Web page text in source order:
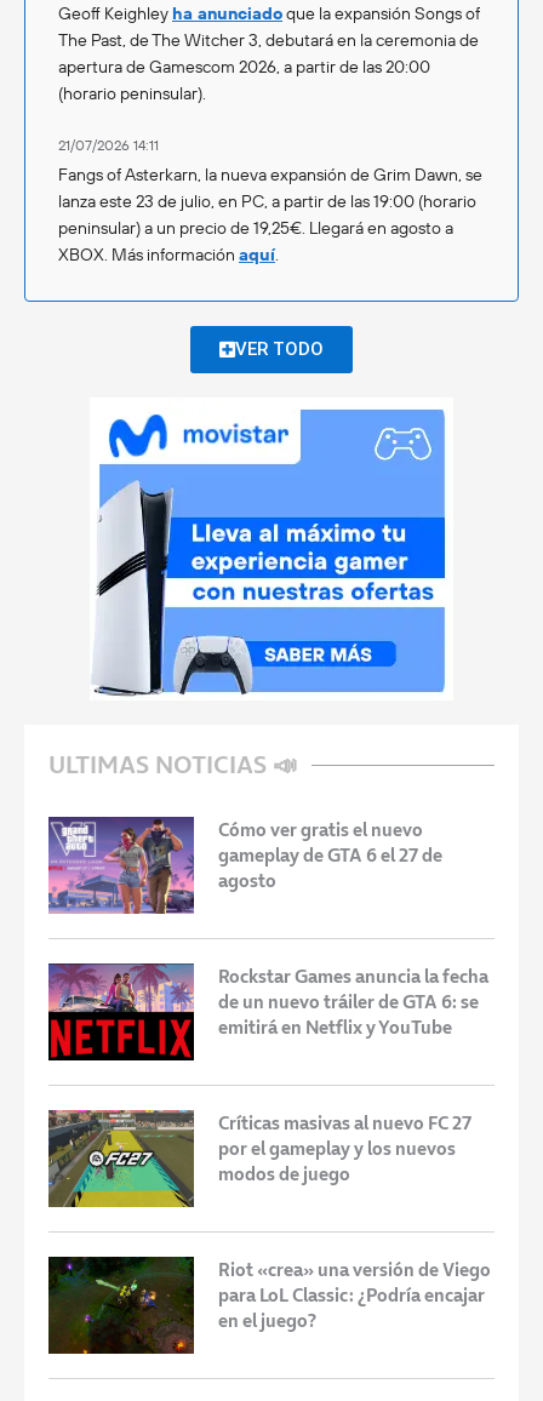
Geoff Keighley ha anunciadoque la expansión Songs of
The Past, de The Witcher 3, debutará en la ceremonia de
apertura de Gamescom 2026, a partir de las 20:00
(horario peninsular).
21/07/2026 14:11
Fangs of Asterkarn, la nueva expansión de Grim Dawn, se
lanza este 23 de julio, en PC, a partir de las 19:00 (horario
peninsular) a un precio de 19,25€. Llegará en agosto a
XBOX. Más información aquí.
VER TODO
ULTIMAS NOTICIAS 📣
Cómo ver gratis el nuevo
gameplay de GTA 6 el 27 de
agosto
Rockstar Games anuncia la fecha
de un nuevo tráiler de GTA 6: se
emitirá en Netflix y YouTube
Críticas masivas al nuevo FC 27
por el gameplay y los nuevos
modos de juego
Riot «crea» una versión de Viego
para LoL Classic: ¿Podría encajar
en el juego?